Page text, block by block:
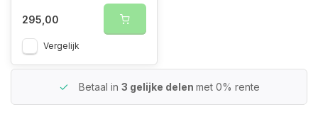
295,00
Vergelijk
Betaal in 3 gelijke delen met 0% rente